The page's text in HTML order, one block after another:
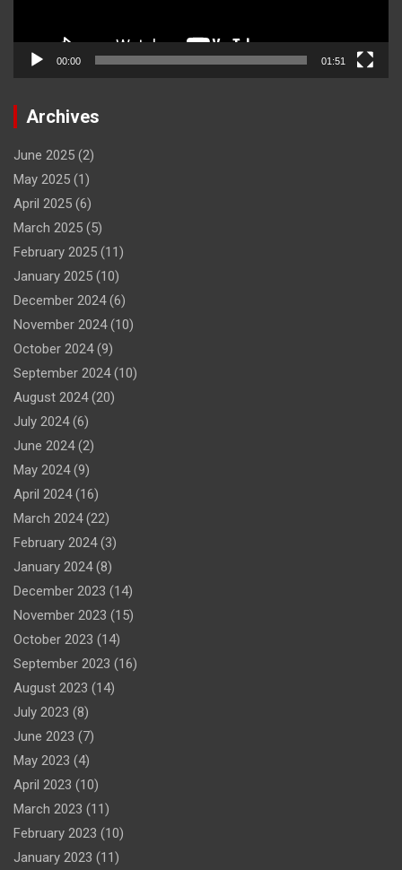
00:00 01:51
Archives
June 2025 (2)
May 2025 (1)
April 2025 (6)
March 2025 (5)
February 2025 (11)
January 2025 (10)
December 2024(6)
November 2024(10)
October 2024(9)
September 2024(10)
August 2024(20)
July 2024(6)
June 2024(2)
May 2024(9)
April 2024(16)
March 2024(22)
February 2024(3)
January 2024(8)
December 2023 (14)
November 2023 (15)
October 2023 (14)
September 2023 (16)
August 2023 (14)
July 2023 (8)
June 2023 (7)
May 2023 (4)
April 2023 (10)
March 2023 (11)
February 2023 (10)
January 2023 (11)